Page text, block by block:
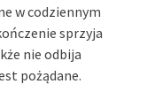
w codziennym
sprzyja
nie odbija
pożądane.